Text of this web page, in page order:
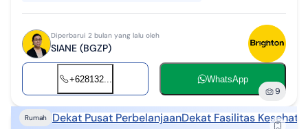
Diperbarui 2 bulan yang lalu oleh
SIANE (BGZP)
+628132... WhatsApp
9
Rumah Dekat Pusat PerbelanjaanDekat Fasilitas